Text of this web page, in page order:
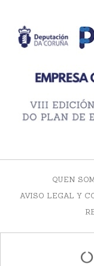
QUEN
AVISO LEGAL Y